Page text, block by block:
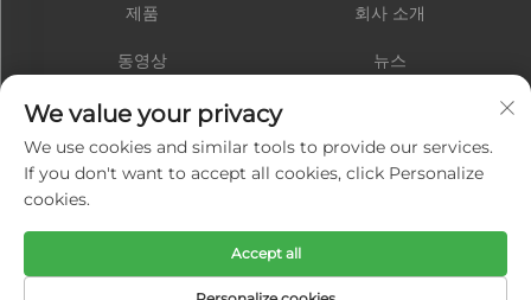
제품 회사 소개
동영상 뉴스
연락처
We value your privacy
We use cookies and similar tools to provide our services.
If you don't want to accept all cookies, click Personalize
cookies.
Accept all